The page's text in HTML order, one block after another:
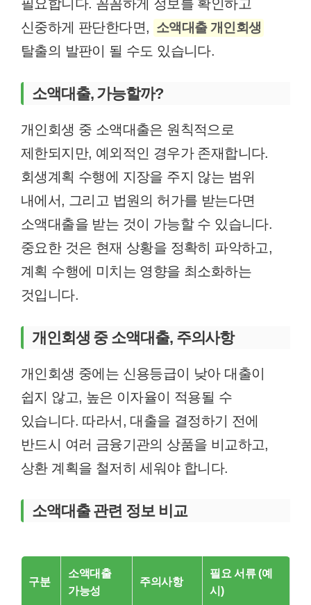
필요합니다. 꼼꼼하게 정보를 확인하고
신중하게 판단한다면, 소액대출 개인회생
탈출의 발판이 될 수도 있습니다.
소액대출, 가능할까?
개인회생 중 소액대출은 원칙적으로
제한되지만, 예외적인 경우가 존재합니다.
회생계획 수행에 지장을 주지 않는 범위
내에서, 그리고 법원의 허가를 받는다면
소액대출을 받는 것이 가능할 수 있습니다.
중요한 것은 현재 상황을 정확히 파악하고,
계획 수행에 미치는 영향을 최소화하는
것입니다.
개인회생 중 소액대출, 주의사항
개인회생 중에는 신용등급이 낮아 대출이
쉽지 않고, 높은 이자율이 적용될 수
있습니다. 따라서, 대출을 결정하기 전에
반드시 여러 금융기관의 상품을 비교하고,
상환 계획을 철저히 세워야 합니다.
소액대출 관련 정보 비교
구분
소액대출
가능성
주의사항
필요 서류 (예
시)